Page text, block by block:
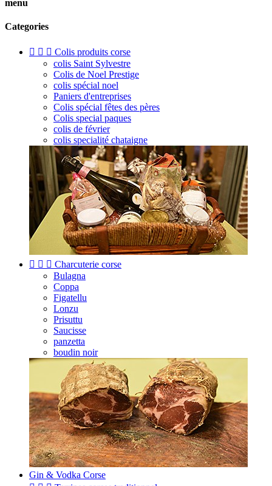
menu
Categories
   Colis produits corse
colis Saint Sylvestre
Colis de Noel Prestige
colis spécial noel
Paniers d'entreprises
Colis spécial fêtes des pères
Colis special paques
colis de février
colis specialité chataigne
   Charcuterie corse
Bulagna
Coppa
Figatellu
Lonzu
Prisuttu
Saucisse
panzetta
boudin noir
Gin & Vodka Corse